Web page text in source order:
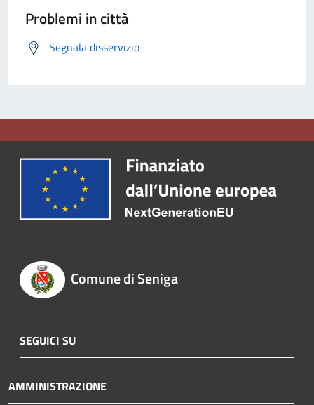
Problemi in città
Segnala disservizio
Comune di Seniga
SEGUICI SU
AMMINISTRAZIONE